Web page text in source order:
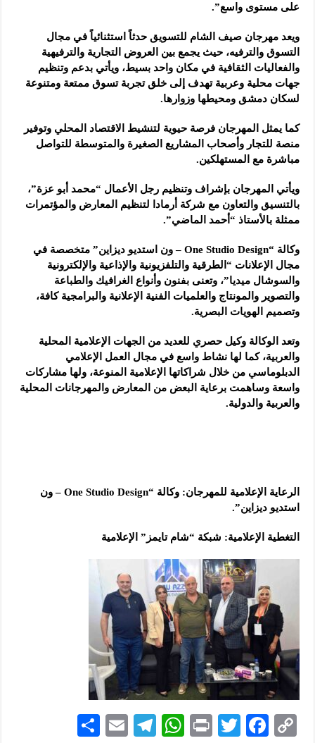
على مستوى واسع”.
ويعد مهرجان صيف الشام للتسويق حدثاً استثنائياً في مجال
التسوق والترفيه، حيث يجمع بين العروض التجارية والترفيهية
والفعاليات الثقافية في مكان واحد بسيط، ويأتي بدعم وتنظيم
جهات محلية وعربية تهدف إلى خلق تجربة تسوق ممتعة ومتنوعة
لسكان دمشق ومحيطها وزوارها.
كما يمثل المهرجان فرصة حيوية لتنشيط الاقتصاد المحلي وتوفير
منصة للتجار وأصحاب المشاريع الصغيرة والمتوسطة للتواصل
مباشرة مع المستهلكين.
ويأتي المهرجان بإشراف وتنظيم رجل الأعمال “محمد أبو عزة”،
بالتنسيق والتعاون مع شركة أرمادا لتنظيم المعارض والمؤتمرات
ممثلة بالأستاذ “أحمد الماضي”.
وكالة “One Studio Design – ون استديو ديزاين” متخصصة في
مجال الإعلانات “الطرقية والتلفزيونية والإذاعية والإلكترونية
والسوشال ميديا”، وتعنى بفنون وأنواع الغرافيك والطباعة
والتصوير والمونتاج والعلميات الفنية الإعلانية والبرامجية كافة،
وتصميم الهويات البصرية.
وتعد الوكالة وكيل حصري للعديد من الجهات الإعلامية المحلية
والعربية، كما لها نشاط واسع في مجال العمل الإعلامي
الدبلوماسي من خلال شراكاتها الإعلامية المنوعة، ولها مشاركات
واسعة وساهمت برعاية البعض من المعارض والمهرجانات المحلية
والعربية والدولية.
الرعاية الإعلامية للمهرجان: وكالة “One Studio Design – ون
استديو ديزاين”.
التغطية الإعلامية: شبكة “شام تايمز” الإعلامية
C
F
T
P
W
Te
E